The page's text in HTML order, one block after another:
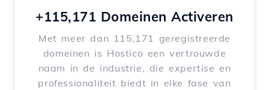
+115,171 Domeinen Activeren
Met meer dan 115,171 geregistreerde
domeinen is Hostico een vertrouwde
naam in de industrie, die expertise en
professionaliteit biedt in elke fase van